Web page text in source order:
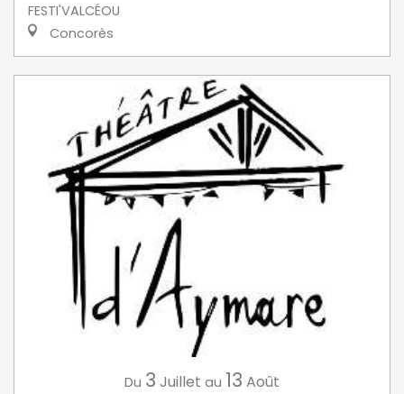
FESTI'VALCÉOU
Concorès
Du 3 Juillet au 13 Août